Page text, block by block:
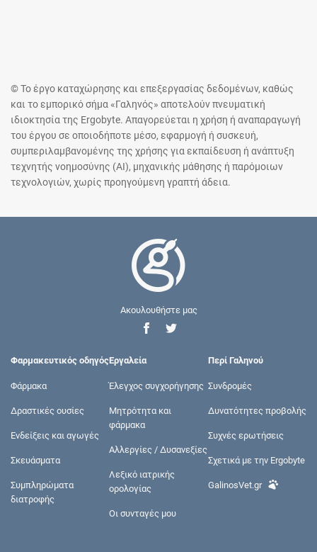
© Το έργο καταχώρησης και επεξεργασίας δεδομένων, καθώς
και το εμπορικό σήμα «Γαληνός» αποτελούν πνευματική
ιδιοκτησία της Ergobyte. Απαγορεύεται η χρήση ή αναπαραγωγή
του έργου σε οποιοδήποτε μέσο, εφαρμογή ή συσκευή,
συμπεριλαμβανομένης της χρήσης για εκπαίδευση ή ανάπτυξη
τεχνητής νοημοσύνης (AI), μηχανικής μάθησης ή παρόμοιων
τεχνολογιών, χωρίς προηγούμενη γραπτή άδεια.
Ακουλουθήστε μας
Φαρμακευτικός οδηγός
Φάρμακα
Δραστικές ουσίες
Ενδείξεις και αγωγές
Σκευάσματα
Συμπληρώματα
διατροφής
Εργαλεία
Έλεγχος συγχορήγησης
Μητρότητα και
φάρμακα
Αλλεργίες / Δυσανεξίες
Λεξικό ιατρικής
ορολογίας
Οι συνταγές μου
Περί Γαληνού
Συνδρομές
Δυνατότητες προβολής
Συχνές ερωτήσεις
Σχετικά με την Ergobyte
GalinosVet.gr